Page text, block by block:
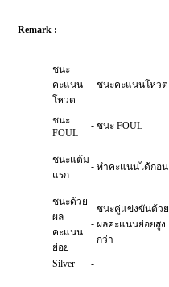
Remark :
ชนะ
คะแนน
โหวต
- ชนะคะแนนโหวต
ชนะ
FOUL
- ชนะ FOUL
ชนะแต้ม
แรก
- ทำคะแนนได้ก่อน
ชนะด้วย
ผล
คะแนน
ย่อย
-
ชนะคู่แข่งขันด้วย
ผลคะแนนย่อยสูง
กว่า
Silver -